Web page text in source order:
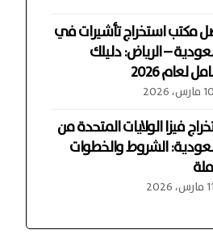
مكتب استخراج تأشيرات في
– الرياض: دليلك
لعام 2026
10 مارس، 2026
فيزا الولايات المتحدة من
الشروط والخطوات
11 مارس، 2026